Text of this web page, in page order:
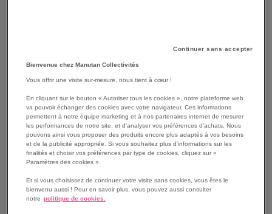
SKIP
BEGINNING
IMAGES
GALLERY
Les avantages
Armoire à pharmacie 1 porte en métal pour stocker les
produits de soins.
Sécurisée avec son système de fermeture à code et
combinaison simple à 3 chiffres.
Etagère en plastique amovible pour organiser failement
le rangement des produits.
Continuer sans accepter
Bienvenue chez Manutan Collectivités
Vous offrir une visite sur-mesure, nous tient à cœur !
En cliquant sur le bouton « Autoriser tous les cookies », notre plateforme web
va pouvoir échanger des cookies avec votre navigateur. Ces informations
permettent à notre équipe marketing et à nos partenaires internet de mesurer
les performances de notre site, et d'analyser vos préférences d'achats. Nous
pouvons ainsi vous proposer des produits encore plus adaptés à vos besoins
et de la publicité appropriée. Si vous souhaitez plus d'informations sur les
finalités et choisir vos préférences par type de cookies, cliquez sur «
Paramètres des cookies ».
Et si vous choisissez de continuer votre visite sans cookies, vous êtes le
bienvenu aussi ! Pour en savoir plus, vous pouvez aussi consulter
notre politique de cookies.